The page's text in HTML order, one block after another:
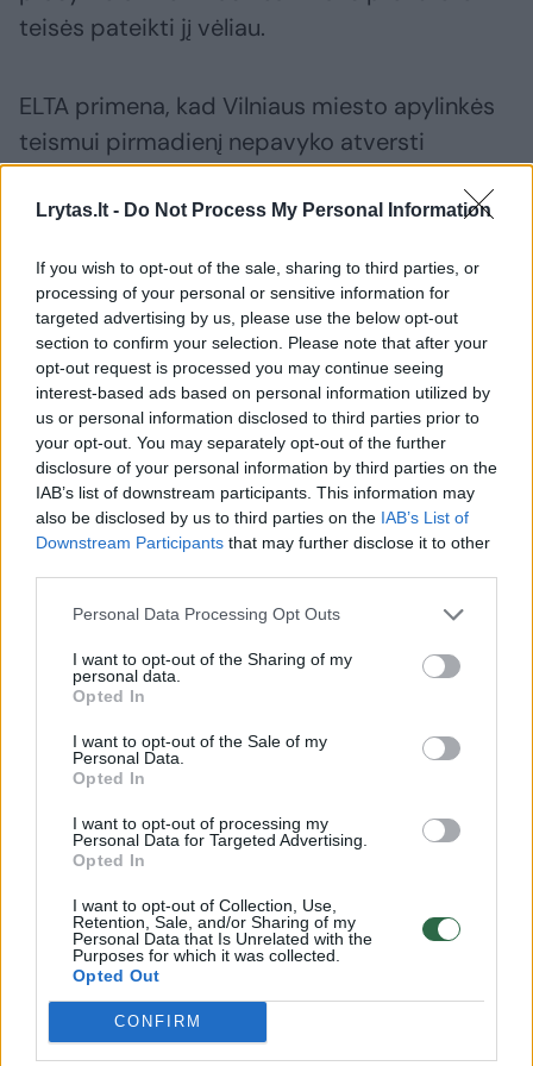
Lrytas.lt - Do Not Process My Personal Information
If you wish to opt-out of the sale, sharing to third parties, or
processing of your personal or sensitive information for
targeted advertising by us, please use the below opt-out
section to confirm your selection. Please note that after your
opt-out request is processed you may continue seeing
interest-based ads based on personal information utilized by
us or personal information disclosed to third parties prior to
your opt-out. You may separately opt-out of the further
disclosure of your personal information by third parties on the
IAB’s list of downstream participants. This information may
also be disclosed by us to third parties on the IAB’s List of
Downstream Participants that may further disclose it to other
Personal Data Processing Opt Outs
I want to opt-out of the Sharing of my
personal data.
Opted In
I want to opt-out of the Sale of my
Personal Data.
Opted In
I want to opt-out of processing my
Personal Data for Targeted Advertising.
Opted In
I want to opt-out of Collection, Use,
Retention, Sale, and/or Sharing of my
Personal Data that Is Unrelated with the
Purposes for which it was collected.
Opted Out
CONFIRM
teisės pateikti jį vėliau.
ELTA primena, kad Vilniaus miesto apylinkės
teismui pirmadienį nepavyko atversti
baudžiamosios bylos dėl buvusio Seimo
nario T. V. Raskevičiaus niekinimo –
kaltinamųjų A. Kandrotas, pravarde
Celofanas.
A. Kandrotas teismui pranešė, kad ryte turėjo
apsilankyti gydymo įstaigoje, todėl teisėja B.
Mozūraitienė nusprendė tik paraginti
kaltinamąjį pateikti neatvykimą
pateisinančius dokumentus iš gydymo
įstaigos.
Įžeidimai liejosi teismo salėje
Vilniaus apylinkės prokuratūros prokuroras
surašė kaltinamąjį aktą ir birželį teismui
baudžiamąją bylą. Joje A. Kandrotas ir A.
Lobovas kaltinami neapykantos kurstymu
prieš žmonių grupę ir jai priklausantį asmenį,
buvusį Seimo narį T. V. Raskevičių dėl
seksualinės orientacijos.